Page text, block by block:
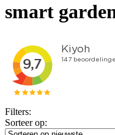
smart
Filters:
Sorteer op: